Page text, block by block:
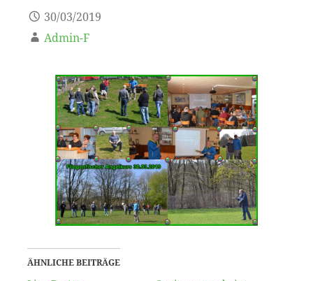
30/03/2019
Admin-F
ÄHNLICHE BEITRÄGE